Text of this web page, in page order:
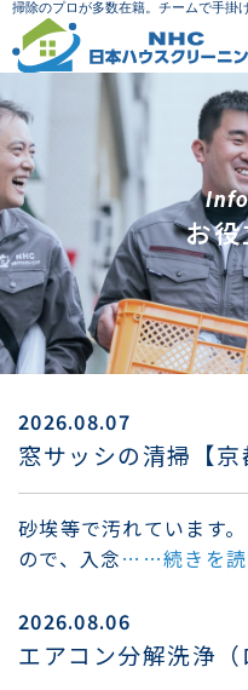
お
2026.08.07
窓サッシの清掃【京
砂埃等で汚れています
ので、入念……続きを読
2026.08.06
エアコン分解洗浄（